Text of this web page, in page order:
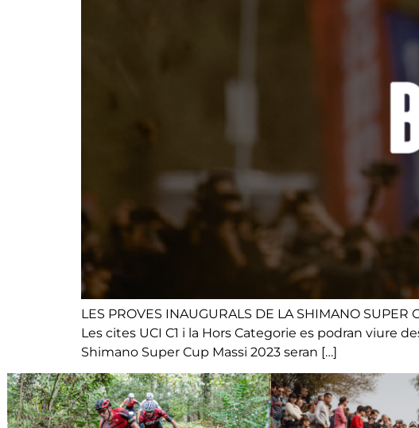
LES PROVES INAUGURALS DE LA SHIMANO SUPER
Les cites UCI C1 i la Hors Categorie es podran viure
Shimano Super Cup Massi 2023 seran […]